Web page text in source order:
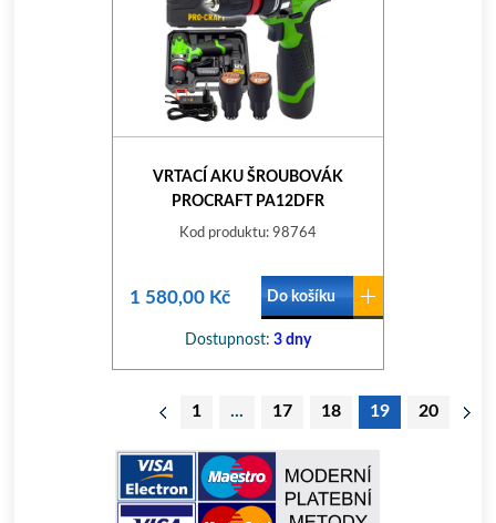
VRTACÍ AKU ŠROUBOVÁK
PROCRAFT PA12DFR
Kod produktu: 98764
1 580,00 Kč Do košíku
Dostupnost: 3 dny
1 ... 17 18 19 20